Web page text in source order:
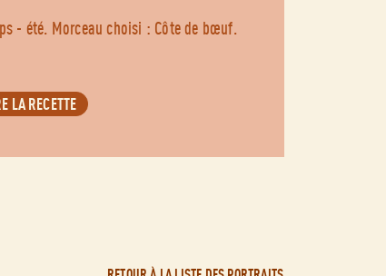
- été. Morceau choisi : Côte de bœuf.
LA RECETTE